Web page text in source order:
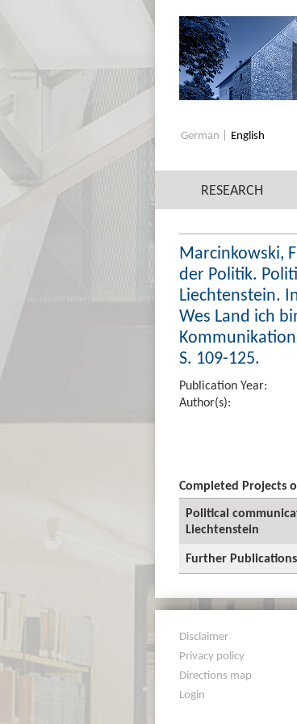
German English
RESEARCH
Marcinkowski,
der Politik.
Liechtenstein.
Wes Land ich
S. 109-125.
Publication Year:
Author(s):
Completed Projects
Political
Liechtenstein
Further
Disclaimer
Privacy policy
Directions map
Login